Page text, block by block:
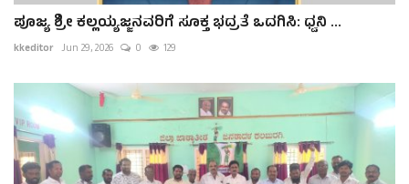
ಪೂಜ್ಯ ಶ್ರೀ ಕಲ್ಲಯ್ಯಜ್ಜನವರಿಗೆ ಸೂಕ್ತ ಭದ್ರತೆ ಒದಗಿಸಿ: ಧ್ವನಿ ...
kkeditor Jun 29, 2026 0 129